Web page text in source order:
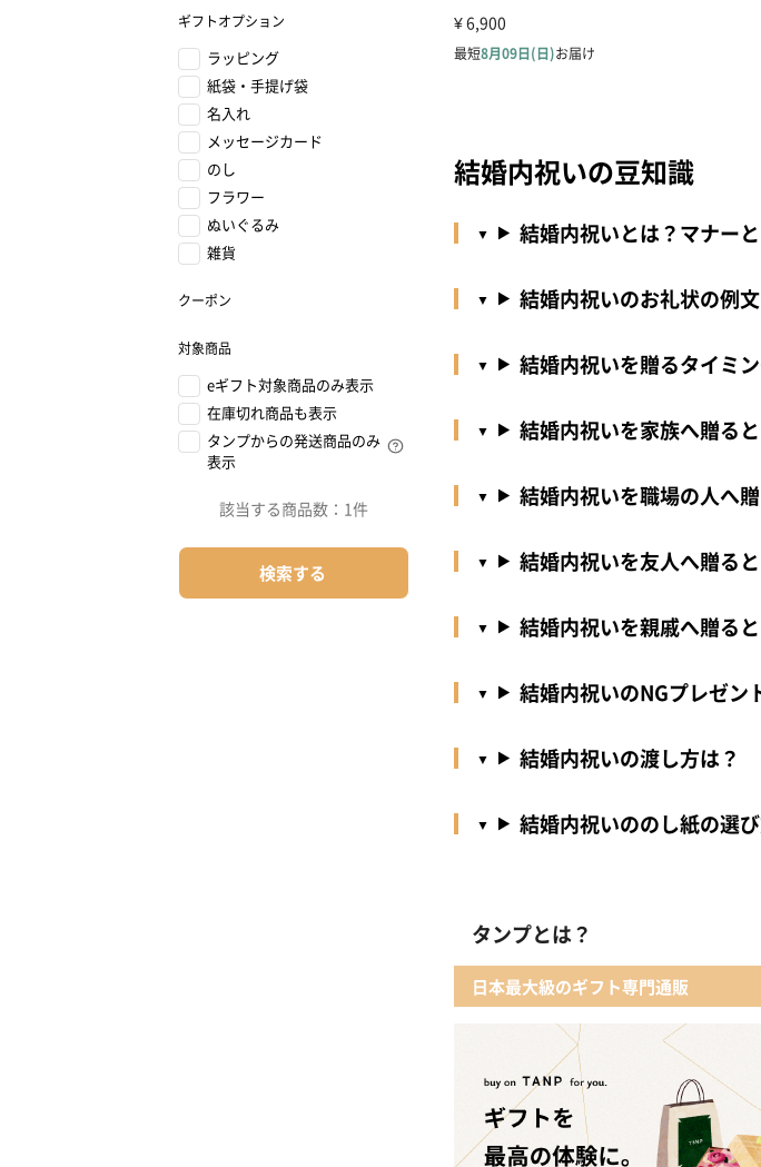
ギフトオプション
ラッピング
紙袋・手提げ袋
名入れ
メッセージカード
のし
フラワー
ぬいぐるみ
雑貨
クーポン
対象商品
eギフト対象商品のみ表示
在庫切れ商品も表示
タンプからの発送商品のみ
表示
該当する商品数： 1件
検索する
結婚内祝いの豆知識
結婚内祝いとは？マナー
結婚内祝いのお礼状の例
結婚内祝いを贈るタイミ
結婚内祝いを家族へ贈る
結婚内祝いを職場の人へ
結婚内祝いを友人へ贈る
結婚内祝いを親戚へ贈る
結婚内祝いのNGプレゼン
結婚内祝いの渡し方は？
結婚内祝いののし紙の選
タンプとは？
日本最大級のギフト専門通販